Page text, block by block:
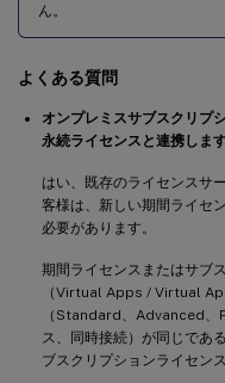
ん。
よくある質問
オンプレミスサブスクリプ
永続ライセンスと連携しま
はい、既存のライセンスサ
客様は、新しい期間ライセ
必要があります。
期間ライセンスまたはサブ
（Virtual Apps / Virtual
（Standard、Advanced、
ス、同時接続）が同じであ
ブスクリプションライセン